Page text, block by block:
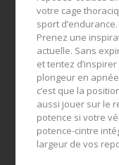
votre cage
sport
Prenez une
actuelle. Sans
et tentez
plongeur en
c’est que la
aussi jouer sur le
potence si votre
potence-cintre
largeur de vos